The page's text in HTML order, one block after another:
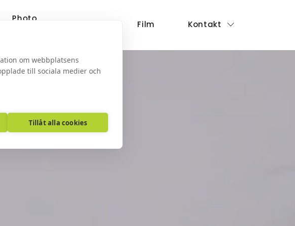
Photo
Film Kontakt
om webbplatsens
till sociala medier och
Tillåt alla cookies